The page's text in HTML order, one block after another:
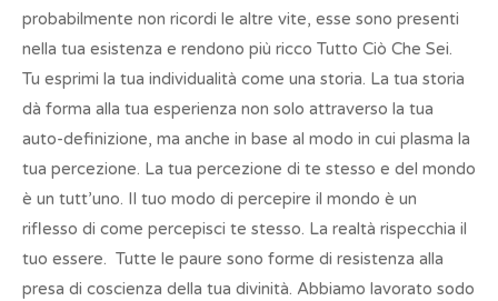
probabilmente non ricordi le altre vite, esse sono presenti
nella tua esistenza e rendono più ricco Tutto Ciò Che Sei.
Tu esprimi la tua individualità come una storia. La tua storia
dà forma alla tua esperienza non solo attraverso la tua
auto-definizione, ma anche in base al modo in cui plasma la
tua percezione. La tua percezione di te stesso e del mondo
è un tutt’uno. Il tuo modo di percepire il mondo è un
riflesso di come percepisci te stesso. La realtà rispecchia il
tuo essere. Tutte le paure sono forme di resistenza alla
presa di coscienza della tua divinità. Abbiamo lavorato sodo